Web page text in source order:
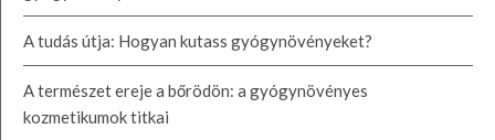
A tudás útja: Hogyan kutass gyógynövényeket?
A természet ereje a bőrödön: a gyógynövényes
kozmetikumok titkai